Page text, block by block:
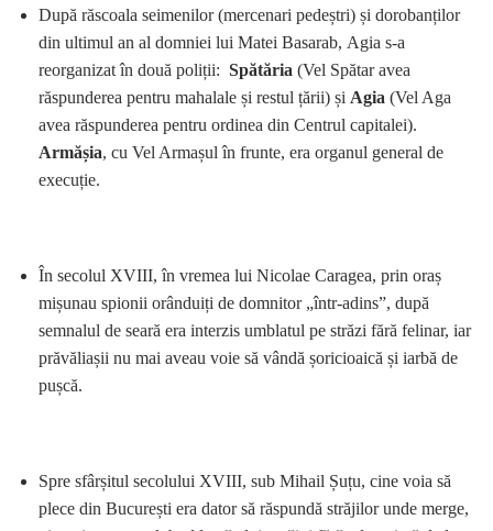
După răscoala seimenilor (mercenari pedeștri) și dorobanților
din ultimul an al domniei lui Matei Basarab, Agia s-a
reorganizat în două poliții: Spătăria (Vel Spătar avea
răspunderea pentru mahalale și restul țării) și Agia (Vel Aga
avea răspunderea pentru ordinea din Centrul capitalei).
Armășia, cu Vel Armașul în frunte, era organul general de
execuție.
În secolul XVIII, în vremea lui Nicolae Caragea, prin oraș
mișunau spionii orânduiți de domnitor „într-adins”, după
semnalul de seară era interzis umblatul pe străzi fără felinar, iar
prăvăliașii nu mai aveau voie să vândă șoricioaică și iarbă de
pușcă.
Spre sfârșitul secolului XVIII, sub Mihail Șuțu, cine voia să
plece din București era dator să răspundă străjilor unde merge,